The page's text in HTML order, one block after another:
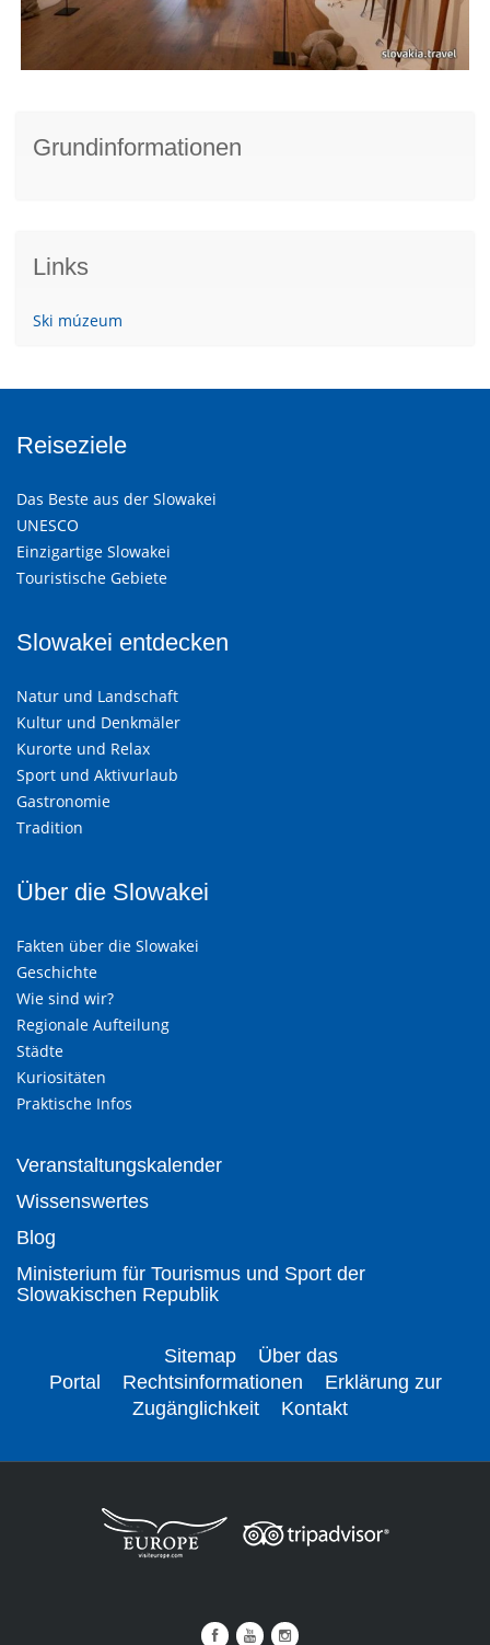
Grundinformationen
Links
Ski múzeum
Reiseziele
Das Beste aus der Slowakei
UNESCO
Einzigartige Slowakei
Touristische Gebiete
Slowakei entdecken
Natur und Landschaft
Kultur und Denkmäler
Kurorte und Relax
Sport und Aktivurlaub
Gastronomie
Tradition
Über die Slowakei
Fakten über die Slowakei
Geschichte
Wie sind wir?
Regionale Aufteilung
Städte
Kuriositäten
Praktische Infos
Veranstaltungskalender
Wissenswertes
Blog
Ministerium für Tourismus und Sport der
Slowakischen Republik
Sitemap
Über das
Portal
Rechtsinformationen
Erklärung zur
Zugänglichkeit
Kontakt